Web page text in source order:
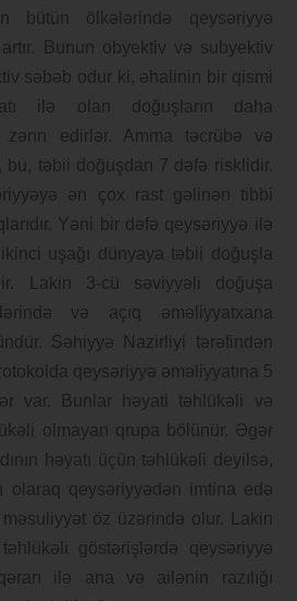
bütün ölkələrində qeysəriyyə
artır. Bunun obyektiv və subyektiv
səbəb odur ki, əhalinin bir qismi
ilə olan doğuşların daha
zənn edirlər. Amma təcrübə və
bu, təbii doğuşdan 7 dəfə risklidir.
ən çox rast gəlinən tibbi
Yəni bir dəfə qeysəriyyə ilə
uşağı dünyaya təbii doğuşla
Lakin 3-cü səviyyəli doğuşa
və açıq əməliyyatxana
Səhiyyə Nazirliyi tərəfindən
qeysəriyyə əməliyyatına 5
var. Bunlar həyati təhlükəli və
olmayan qrupa bölünür. Əgər
həyatı üçün təhlükəli deyilsə,
olaraq qeysəriyyədən imtina edə
öz üzərində olur. Lakin
göstərişlərdə qeysəriyyə
ilə ana və ailənin razılığı